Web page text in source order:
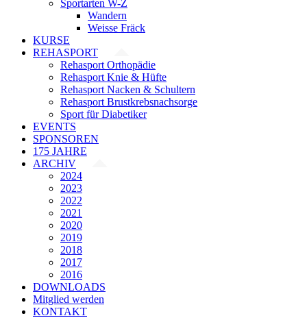
Sportarten W-Z
Wandern
Weisse Fräck
KURSE
REHASPORT
Rehasport Orthopädie
Rehasport Knie & Hüfte
Rehasport Nacken & Schultern
Rehasport Brustkrebsnachsorge
Sport für Diabetiker
EVENTS
SPONSOREN
175 JAHRE
ARCHIV
2024
2023
2022
2021
2020
2019
2018
2017
2016
DOWNLOADS
Mitglied werden
KONTAKT